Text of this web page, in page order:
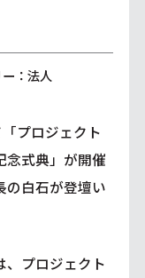
：法人
プロジェクト
式典」が開催
の白石が登壇い
、プロジェクト